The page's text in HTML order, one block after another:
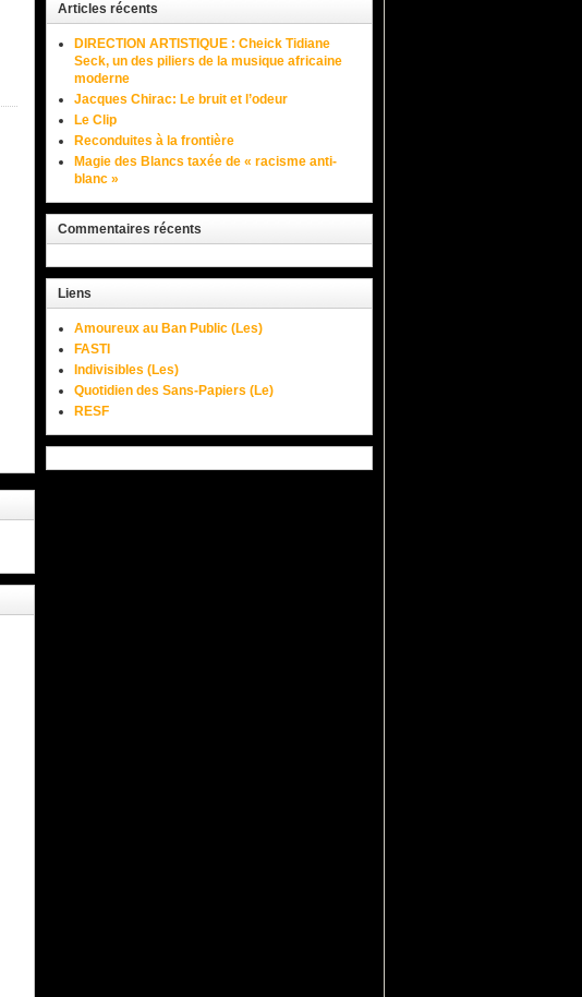
Articles récents
DIRECTION ARTISTIQUE : Cheick Tidiane
Seck, un des piliers de la musique africaine
moderne
Jacques Chirac: Le bruit et l’odeur
Le Clip
Reconduites à la frontière
Magie des Blancs taxée de « racisme anti-
blanc »
Commentaires récents
Liens
Amoureux au Ban Public (Les)
FASTI
Indivisibles (Les)
Quotidien des Sans-Papiers (Le)
RESF